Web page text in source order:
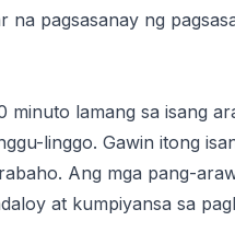
na pagsasanay ng
minuto lamang sa isang
linggo. Gawin itong
Ang mga pang-
at kumpiyansa sa